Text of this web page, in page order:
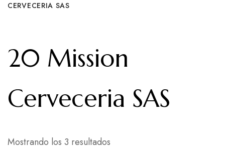
CERVECERIA SAS
20 Mission
Cerveceria SAS
Mostrando los 3 resultados